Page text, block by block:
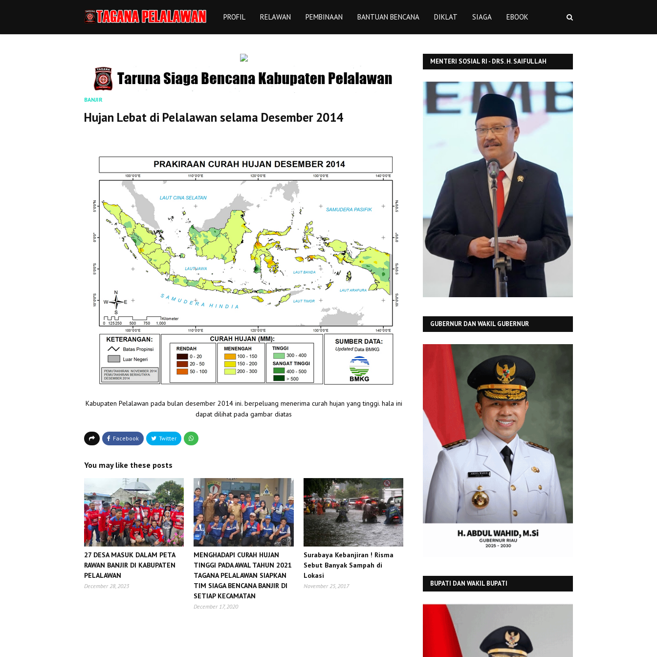
PROFIL RELAWAN PEMBINAAN BANTUAN BENCANA DIKLAT SIAGA EBOOK
BANJIR
Hujan Lebat di Pelalawan selama Desember 2014
Kabupaten Pelalawan pada bulan desember 2014 ini. berpeluang menerima curah hujan yang tinggi. hala ini
dapat dilihat pada gambar diatas
You may like these posts
27 DESA MASUK DALAM PETA
RAWAN BANJIR DI KABUPATEN
PELALAWAN
December 28, 2023
MENGHADAPI CURAH HUJAN
TINGGI PADA AWAL TAHUN 2021
TAGANA PELALAWAN SIAPKAN
TIM SIAGA BENCANA BANJIR DI
SETIAP KECAMATAN
December 17, 2020
Surabaya Kebanjiran ! Risma
Sebut Banyak Sampah di
Lokasi
November 25, 2017
MENTERI SOSIAL RI - DRS. H. SAIFULLAH
GUBERNUR DAN WAKIL GUBERNUR
BUPATI DAN WAKIL BUPATI